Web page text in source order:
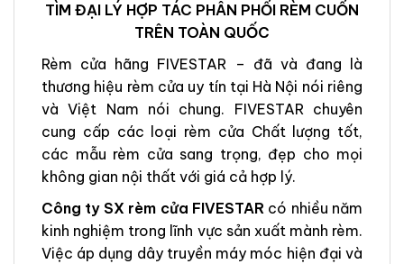
TÌM ĐẠI LÝ HỢP TÁC PHÂN PHỐI RÈM CUỐN
TRÊN TOÀN QUỐC
Rèm cửa hãng FIVESTAR – đã và đang là
thương hiệu rèm cửa uy tín tại Hà Nội nói riêng
và Việt Nam nói chung. FIVESTAR chuyên
cung cấp các loại rèm cửa Chất lượng tốt,
các mẫu rèm cửa sang trọng, đẹp cho mọi
không gian nội thất với giá cả hợp lý.
Công ty SX rèm cửa FIVESTARcó nhiều năm
kinh nghiệm trong lĩnh vực sản xuất mành rèm.
Việc áp dụng dây truyền máy móc hiện đại và